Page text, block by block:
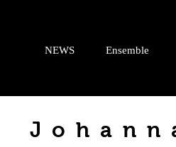
NEWS Ensemble